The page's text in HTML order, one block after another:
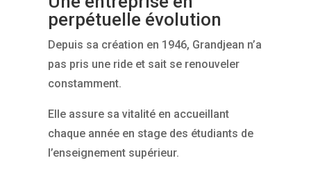
perpétuelle évolution
Depuis sa création en 1946, Grandjean n’a
pas pris une ride et sait se renouveler
constamment.
Elle assure sa vitalité en accueillant
chaque année en stage des étudiants de
l’enseignement supérieur.